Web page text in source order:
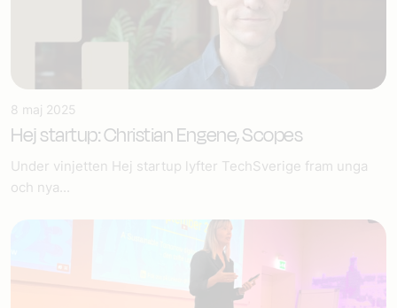
8 maj 2025
Hej startup: Christian Engene, Scopes
Under vinjetten Hej startup lyfter TechSverige fram unga
och nya...